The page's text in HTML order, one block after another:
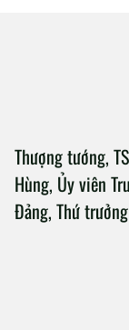
Thượng tướng,
Hùng, Ủy viên
Đảng, Thứ